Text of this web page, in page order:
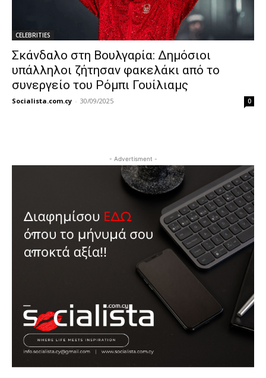
CELEBRITIES
Σκάνδαλο στη Βουλγαρία: Δημόσιοι
υπάλληλοι ζήτησαν φακελάκι από το
συνεργείο του Ρόμπι Γουίλιαμς
Socialista.com.cy - 30/09/2025 0
- Advertisment -